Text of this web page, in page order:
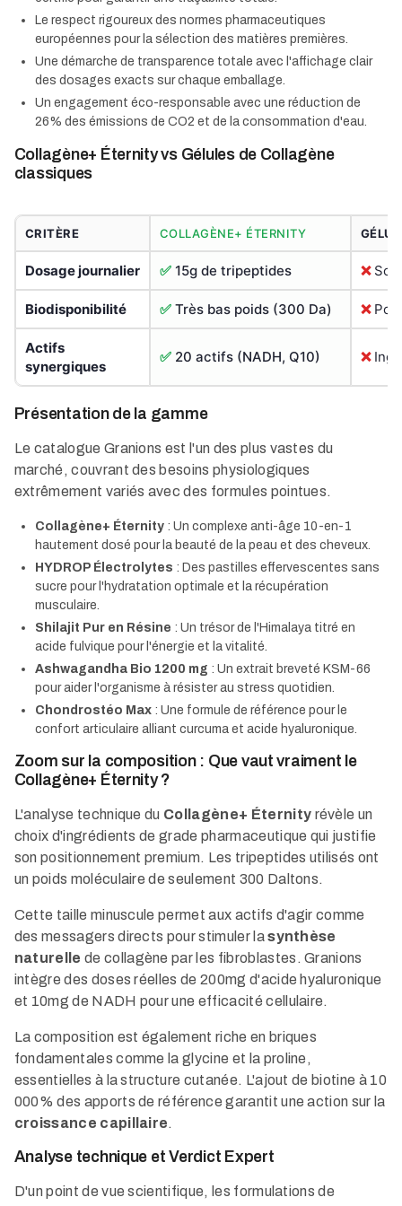
Le respect rigoureux des normes pharmaceutiques
européennes pour la sélection des matières premières.
Une démarche de transparence totale avec l'affichage clair
des dosages exacts sur chaque emballage.
Un engagement éco-responsable avec une réduction de
26% des émissions de CO2 et de la consommation d'eau.
Collagène+ Éternity vs Gélules de Collagène
classiques
CRITÈRE COLLAGÈNE+ ÉTERNITY
Dosage journalier ✅15g de tripeptides ❌
Biodisponibilité ✅Très bas poids (300 Da) ❌
Actifs
synergiques
✅20 actifs (NADH, Q10) ❌
Présentation de la gamme
Le catalogue Granions est l'un des plus vastes du
marché, couvrant des besoins physiologiques
extrêmement variés avec des formules pointues.
Collagène+ Éternity : Un complexe anti-âge 10-en-1
hautement dosé pour la beauté de la peau et des cheveux.
HYDROP Électrolytes : Des pastilles effervescentes sans
sucre pour l'hydratation optimale et la récupération
musculaire.
Shilajit Pur en Résine : Un trésor de l'Himalaya titré en
acide fulvique pour l'énergie et la vitalité.
Ashwagandha Bio 1200 mg : Un extrait breveté KSM-66
pour aider l'organisme à résister au stress quotidien.
Chondrostéo Max : Une formule de référence pour le
confort articulaire alliant curcuma et acide hyaluronique.
Zoom sur la composition : Que vaut vraiment le
Collagène+ Éternity ?
L'analyse technique du Collagène+ Éternity révèle un
choix d'ingrédients de grade pharmaceutique qui justifie
son positionnement premium. Les tripeptides utilisés ont
un poids moléculaire de seulement 300 Daltons.
Cette taille minuscule permet aux actifs d'agir comme
des messagers directs pour stimuler lasynthèse
naturelle de collagène par les fibroblastes. Granions
intègre des doses réelles de 200mg d'acide hyaluronique
et 10mg de NADH pour une efficacité cellulaire.
La composition est également riche en briques
fondamentales comme la glycine et la proline,
essentielles à la structure cutanée. L'ajout de biotine à 10
000% des apports de référence garantit une action sur la
croissance capillaire.
Analyse technique et Verdict Expert
D'un point de vue scientifique, les formulations de